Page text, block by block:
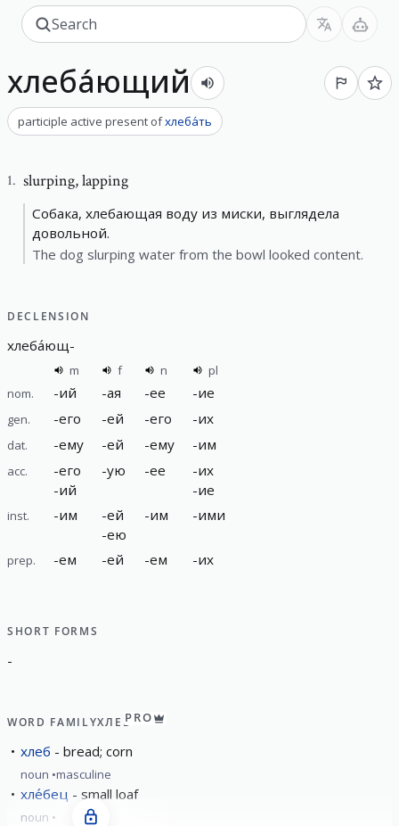
хлеба́ющий
participle active present ofхлеба́ть
1. slurping,lapping
Собака, хлебающая воду из миски, выглядела
довольной.
The dog slurping water from the bowl looked content.
DECLENSION
хлеба́ющ-
m f n
pl
nom.
-ий -ая -ее -ие
gen. -его -ей -его -их
dat. -ему -ей -ему -им
acc. -его
-ий
-ую -ее -их
-ие
inst. -им -ей
-ею
-им -ими
prep. -ем -ей -ем -их
SHORT FORMS
-
WORD FAMILYХЛЕБPRO
хлеб bread; corn
noun masculine
хле́бец small loaf
noun